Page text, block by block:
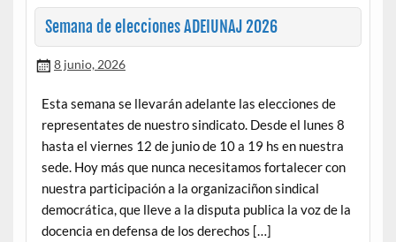
Semana de elecciones ADEIUNAJ 2026
8 junio, 2026
Esta semana se llevarán adelante las elecciones de
representates de nuestro sindicato. Desde el lunes 8
hasta el viernes 12 de junio de 10 a 19 hs en nuestra
sede. Hoy más que nunca necesitamos fortalecer con
nuestra participación a la organizaciñon sindical
democrática, que lleve a la disputa publica la voz de la
docencia en defensa de los derechos […]